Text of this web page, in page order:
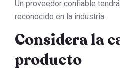
Un proveedor confiable
reconocido en la industria.
Considera la
producto